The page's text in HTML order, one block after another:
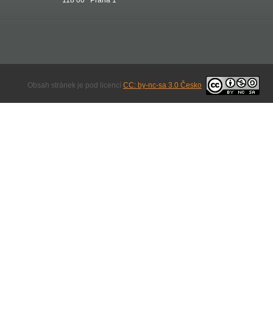
Obsah stránek je pod licencí CC: by-nc-sa 3.0 Česko